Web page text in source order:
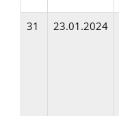
31 23.01.2024